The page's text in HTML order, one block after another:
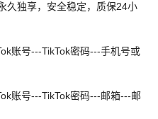
久独享，安全稳定，质保24小
账号---TikTok密码---手机号或
账号---TikTok密码---邮箱---邮